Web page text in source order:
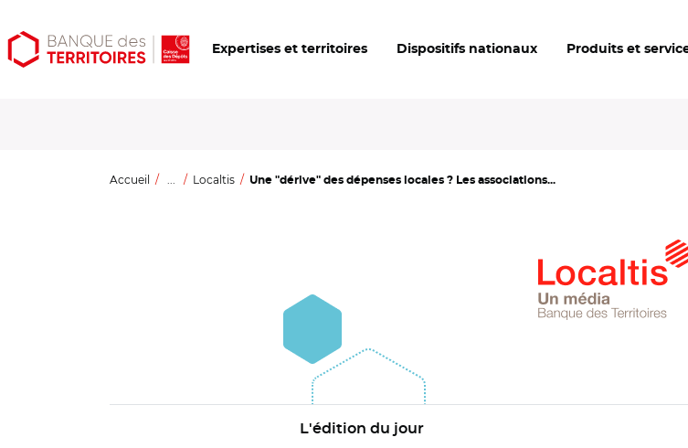
Aller
au
Aller
au
Ouvrir
les
Expertises et territoires Dispositifs nationaux Produits et
Accueil ... Localtis Une "dérive" des dépenses locales ? Les associations...
L'édition du jour